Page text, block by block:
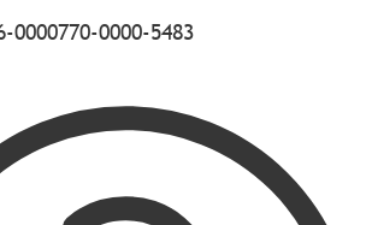
0000-5483